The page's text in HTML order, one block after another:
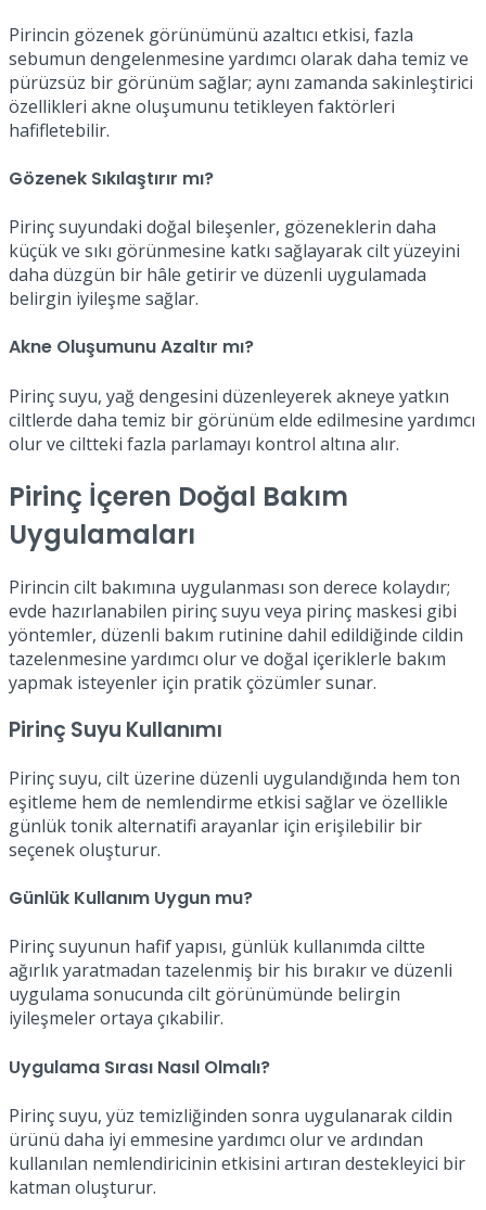
Pirincin gözenek görünümünü azaltıcı etkisi, fazla
sebumun dengelenmesine yardımcı olarak daha temiz ve
pürüzsüz bir görünüm sağlar; aynı zamanda sakinleştirici
özellikleri akne oluşumunu tetikleyen faktörleri
hafifletebilir.
Gözenek Sıkılaştırır mı?
Pirinç suyundaki doğal bileşenler, gözeneklerin daha
küçük ve sıkı görünmesine katkı sağlayarak cilt yüzeyini
daha düzgün bir hâle getirir ve düzenli uygulamada
belirgin iyileşme sağlar.
Akne Oluşumunu Azaltır mı?
Pirinç suyu, yağ dengesini düzenleyerek akneye yatkın
ciltlerde daha temiz bir görünüm elde edilmesine yardımcı
olur ve ciltteki fazla parlamayı kontrol altına alır.
Pirinç İçeren Doğal Bakım
Uygulamaları
Pirincin cilt bakımına uygulanması son derece kolaydır;
evde hazırlanabilen pirinç suyu veya pirinç maskesi gibi
yöntemler, düzenli bakım rutinine dahil edildiğinde cildin
tazelenmesine yardımcı olur ve doğal içeriklerle bakım
yapmak isteyenler için pratik çözümler sunar.
Pirinç Suyu Kullanımı
Pirinç suyu, cilt üzerine düzenli uygulandığında hem ton
eşitleme hem de nemlendirme etkisi sağlar ve özellikle
günlük tonik alternatifi arayanlar için erişilebilir bir
seçenek oluşturur.
Günlük Kullanım Uygun mu?
Pirinç suyunun hafif yapısı, günlük kullanımda ciltte
ağırlık yaratmadan tazelenmiş bir his bırakır ve düzenli
uygulama sonucunda cilt görünümünde belirgin
iyileşmeler ortaya çıkabilir.
Uygulama Sırası Nasıl Olmalı?
Pirinç suyu, yüz temizliğinden sonra uygulanarak cildin
ürünü daha iyi emmesine yardımcı olur ve ardından
kullanılan nemlendiricinin etkisini artıran destekleyici bir
katman oluşturur.